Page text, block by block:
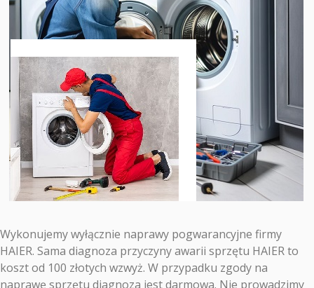
Wykonujemy wyłącznie naprawy pogwarancyjne firmy
HAIER. Sama diagnoza przyczyny awarii sprzętu HAIER to
koszt od 100 złotych wzwyż. W przypadku zgody na
naprawę sprzętu diagnoza jest darmowa. Nie prowadzimy